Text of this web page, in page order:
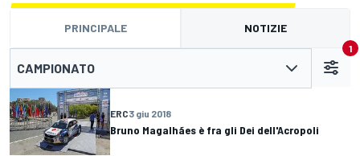
PRINCIPALE NOTIZIE
CAMPIONATO
1
ERC3 giu 2018
Bruno Magalhães è fra gli Dei dell'Acropoli